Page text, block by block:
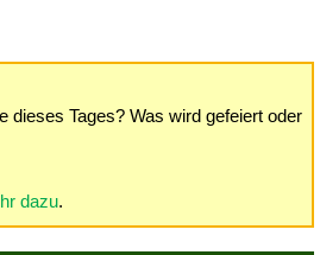
dieses Tages? Was wird gefeiert oder
dazu.